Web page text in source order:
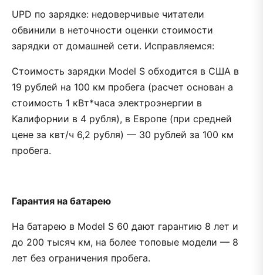
UPD по зарядке: недоверчивые читатели
обвинили в неточности оценки стоимости
зарядки от домашней сети. Исправляемся:
Стоимость зарядки Model S обходится в США в
19 рублей на 100 км пробега (расчет основан а
стоимость 1 кВт*часа электроэнергии в
Калифорнии в 4 рубля), в Европе (при средней
цене за квт/ч 6,2 рубля) — 30 рублей за 100 км
пробега.
Гарантия на батарею
На батарею в Model S 60 дают гарантию 8 лет и
до 200 тысяч км, на более топовые модели — 8
лет без ограничения пробега.